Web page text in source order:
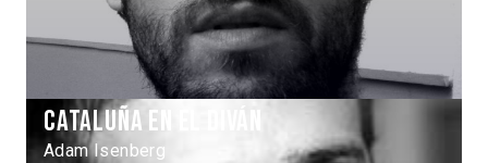
Cataluña en el diván
Adam Isenberg